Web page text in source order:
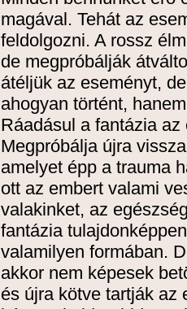
magával. Tehát az
feldolgozni. A rossz
de megpróbálják
átéljük az eseményt,
ahogyan történt,
Ráadásul a fantázia
Megpróbálja újra
amelyet épp a trauma
ott az embert valami
valakinket, az
fantázia
valamilyen formában.
akkor nem képesek
és újra kötve tartják az